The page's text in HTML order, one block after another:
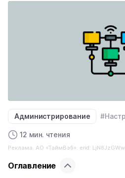
Администрирование
12 мин. чтения
Реклама. АО «ТаймВэб». erid: LjN8JzGWw
Оглавление